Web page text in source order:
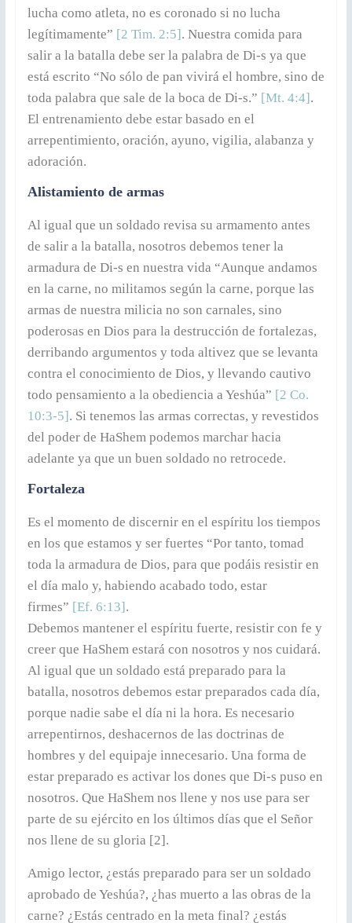
lucha como atleta, no es coronado si no lucha
legítimamente” [2 Tim. 2:5]. Nuestra comida para
salir a la batalla debe ser la palabra de Di-s ya que
está escrito “No sólo de pan vivirá el hombre, sino de
toda palabra que sale de la boca de Di-s.” [Mt. 4:4].
El entrenamiento debe estar basado en el
arrepentimiento, oración, ayuno, vigilia, alabanza y
adoración.
Alistamiento de armas
Al igual que un soldado revisa su armamento antes
de salir a la batalla, nosotros debemos tener la
armadura de Di-s en nuestra vida “Aunque andamos
en la carne, no militamos según la carne, porque las
armas de nuestra milicia no son carnales, sino
poderosas en Dios para la destrucción de fortalezas,
derribando argumentos y toda altivez que se levanta
contra el conocimiento de Dios, y llevando cautivo
todo pensamiento a la obediencia a Yeshúa” [2 Co.
10:3-5]. Si tenemos las armas correctas, y revestidos
del poder de HaShem podemos marchar hacia
adelante ya que un buen soldado no retrocede.
Fortaleza
Es el momento de discernir en el espíritu los tiempos
en los que estamos y ser fuertes “Por tanto, tomad
toda la armadura de Dios, para que podáis resistir en
el día malo y, habiendo acabado todo, estar
firmes” [Ef. 6:13].
Debemos mantener el espíritu fuerte, resistir con fe y
creer que HaShem estará con nosotros y nos cuidará.
Al igual que un soldado está preparado para la
batalla, nosotros debemos estar preparados cada día,
porque nadie sabe el día ni la hora. Es necesario
arrepentirnos, deshacernos de las doctrinas de
hombres y del equipaje innecesario. Una forma de
estar preparado es activar los dones que Di-s puso en
nosotros. Que HaShem nos llene y nos use para ser
parte de su ejército en los últimos días que el Señor
nos llene de su gloria [2].
Amigo lector, ¿estás preparado para ser un soldado
aprobado de Yeshúa?, ¿has muerto a las obras de la
carne? ¿Estás centrado en la meta final? ¿estás